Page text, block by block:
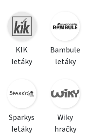
KIK
letáky
Bambule
letáky
Sparkys
letáky
Wiky
hračky